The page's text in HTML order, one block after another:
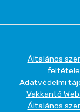
Általános
Adatvédelmi
Vakkantó
Általános